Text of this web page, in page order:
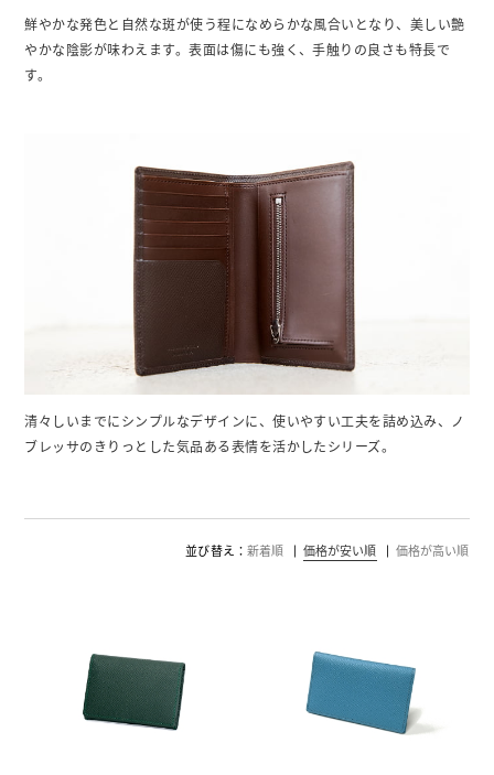
鮮やかな発色と自然な斑が使う程になめらかな風合いとなり、美しい艶
やかな陰影が味わえます。表面は傷にも強く、手触りの良さも特長で
す。
清々しいまでにシンプルなデザインに、使いやすい工夫を詰め込み、ノ
ブレッサのきりっとした気品ある表情を活かしたシリーズ。
並び替え 新着順 価格が安い順 価格が高い順